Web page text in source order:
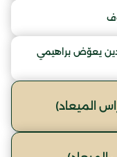
يعوّض براهيمي
الميعاد)